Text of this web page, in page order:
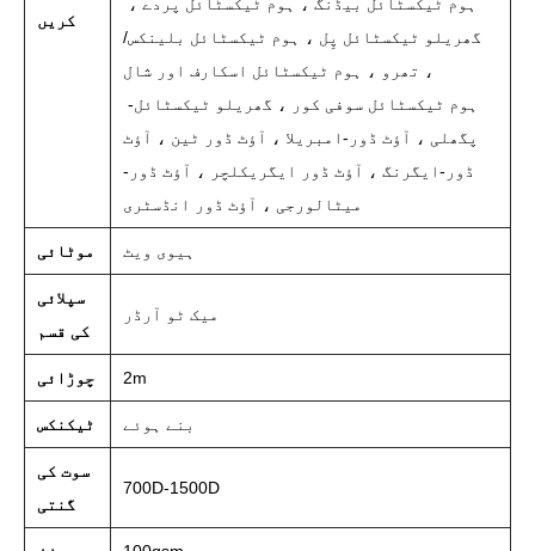
کریں
گھریلو ٹیکسٹائل پِل ، ہوم ٹیکسٹائل بلینکس/
تھرو ، ہوم ٹیکسٹائل اسکارف اور شال ،
پگھلی ، آؤٹ ڈور-امبریلا ، آؤٹ ڈور ٹین ، آؤٹ
ڈور-ایگرنگ ، آؤٹ ڈور ایگریکلچر ، آؤٹ ڈور-
میٹالورجی ، آؤٹ ڈور انڈسٹری
موٹائی ہیوی ویٹ
سپلائی
کی قسم
میک ٹو آرڈر
چوڑائی 2m
ٹیکنکس بنے ہوئے
سوت کی
گنتی
700D-1500D